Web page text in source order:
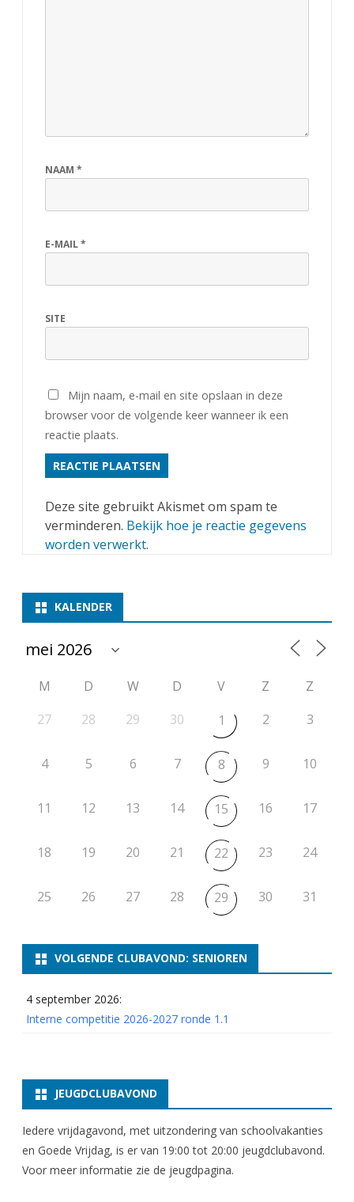
NAAM *
E-MAIL*
SITE
Mijn naam, e-mail en site opslaan in deze
browser voor de volgende keer wanneer ik een
reactie plaats.
Deze site gebruikt Akismet om spam te
verminderen. Bekijk hoe je reactie gegevens
worden verwerkt.
KALENDER
M D W D V Z
Z
27
28 29 30 1 2 3
4 5 6 7 8 9 10
11 12 13 14 15 16 17
18 19 20 21 22 23 24
25 26 27 28 29 30 31
VOLGENDE CLUBAVOND: SENIOREN
4 september 2026:
Interne competitie 2026-2027 ronde 1.1
JEUGDCLUBAVOND
Iedere vrijdagavond, met uitzondering van schoolvakanties
en Goede Vrijdag, is er van 19:00 tot 20:00 jeugdclubavond.
Voor meer informatie zie de jeugdpagina.